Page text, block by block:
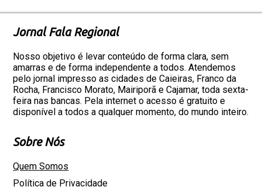
Jornal Fala Regional
Nosso objetivo é levar conteúdo de forma clara, sem
amarras e de forma independente a todos. Atendemos
pelo jornal impresso as cidades de Caieiras, Franco da
Rocha, Francisco Morato, Mairiporã e Cajamar, toda sexta-
feira nas bancas. Pela internet o acesso é gratuito e
disponível a todos a qualquer momento, do mundo inteiro.
Sobre Nós
Quem Somos
Política de Privacidade